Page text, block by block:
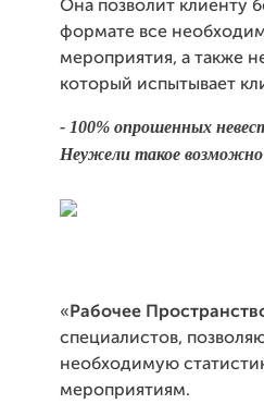
Она позволит клиенту
формате все
мероприятия, а также
который испытывает
- 100% опрошенных
Неужели такое
«Рабочее
специалистов,
необходимую
мероприятиям.